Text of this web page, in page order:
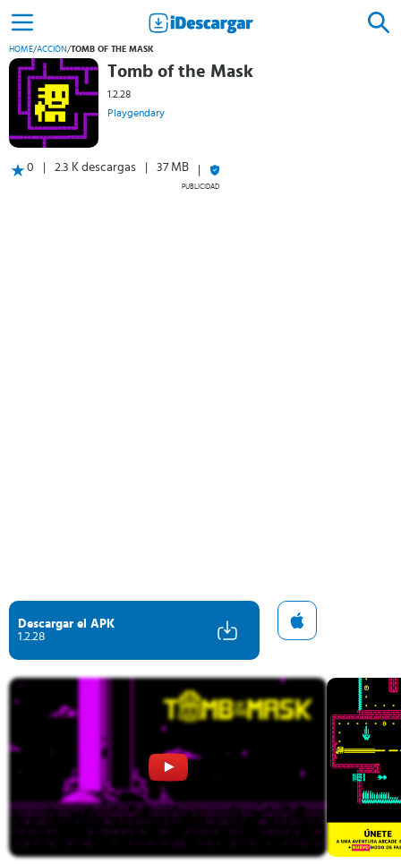
HOME/ACCIÓN/TOMB OF THE MASK
Tomb of the Mask
1.2.28
Playgendary
0 2.3 K descargas 37 MB
PUBLICIDAD
Descargar el APK
1.2.28